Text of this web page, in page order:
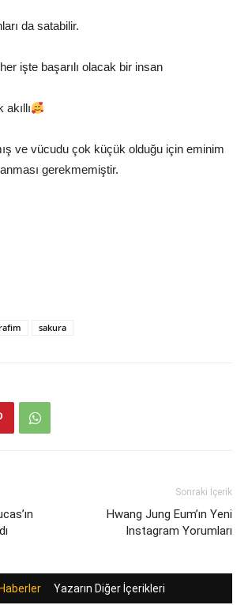
da satabilir.
işte başarılı olacak bir insan
akıllı
ve vücudu çok küçük olduğu için eminim
gerekmemiştir.
sakura
Sonraki İçerik
Hwang Jung Eum’ın Yeni
Instagram Yorumları
Haberler Yazarın Diğer İçerikleri